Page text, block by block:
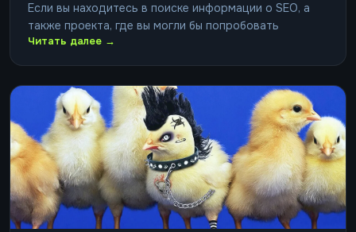
Если вы находитесь в поиске информации о SEO, а
также проекта, где вы могли бы попробовать
Читать далее →